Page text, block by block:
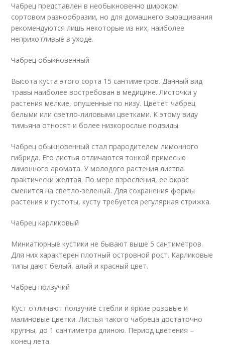
Чабрец представлен в необыкновенно широком
сортовом разнообразии, но для домашнего выращивания
рекомендуются лишь некоторые из них, наиболее
неприхотливые в уходе.
Чабрец обыкновенный
Высота куста этого сорта 15 сантиметров. Данный вид
травы наиболее востребован в медицине. Листочки у
растения мелкие, опушенные по низу. Цветет чабрец
белыми или светло-лиловыми цветками. К этому виду
тимьяна относят и более низкорослые подвиды.
Чабрец обыкновенный стал прародителем лимонного
гибрида. Его листья отличаются тонкой примесью
лимонного аромата. У молодого растения листва
практически желтая. По мере взросления, ее окрас
сменится на светло-зеленый. Для сохранения формы
растения и густоты, кусту требуется регулярная стрижка.
Чабрец карликовый
Миниатюрные кустики не бывают выше 5 сантиметров.
Для них характерен плотный островной рост. Карликовые
типы дают белый, алый и красный цвет.
Чабрец ползучий
Куст отличают ползучие стебли и яркие розовые и
малиновые цветки. Листья такого чабреца достаточно
крупны, до 1 сантиметра длиною. Период цветения –
конец лета.